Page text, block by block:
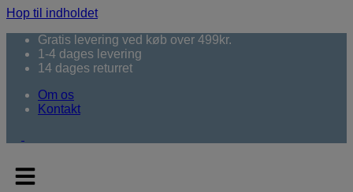
Hop til indholdet
Gratis levering ved køb over 499kr.
1-4 dages levering
14 dages returret
Om os
Kontakt